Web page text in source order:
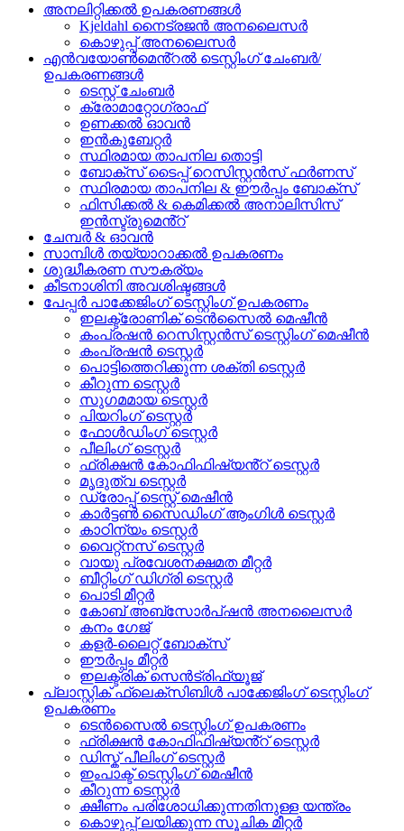
അനലിറ്റിക്കൽ ഉപകരണങ്ങൾ
Kjeldahl നൈട്രജൻ അനലൈസർ
കൊഴുപ്പ് അനലൈസർ
എൻവയോൺമെൻ്റൽ ടെസ്റ്റിംഗ് ചേംബർ/
ഉപകരണങ്ങൾ
ടെസ്റ്റ് ചേംബർ
ക്രോമാറ്റോഗ്രാഫ്
ഉണക്കൽ ഓവൻ
ഇൻകുബേറ്റർ
സ്ഥിരമായ താപനില തൊട്ടി
ബോക്സ് ടൈപ്പ് റെസിസ്റ്റൻസ് ഫർണസ്
സ്ഥിരമായ താപനില & ഈർപ്പം ബോക്സ്
ഫിസിക്കൽ & കെമിക്കൽ അനാലിസിസ്
ഇൻസ്ട്രുമെൻ്റ്
ചേമ്പർ & ഓവൻ
സാമ്പിൾ തയ്യാറാക്കൽ ഉപകരണം
ശുദ്ധീകരണ സൗകര്യം
കീടനാശിനി അവശിഷ്ടങ്ങൾ
പേപ്പർ പാക്കേജിംഗ് ടെസ്റ്റിംഗ് ഉപകരണം
ഇലക്ട്രോണിക് ടെൻസൈൽ മെഷീൻ
കംപ്രഷൻ റെസിസ്റ്റൻസ് ടെസ്റ്റിംഗ് മെഷീൻ
കംപ്രഷൻ ടെസ്റ്റർ
പൊട്ടിത്തെറിക്കുന്ന ശക്തി ടെസ്റ്റർ
കീറുന്ന ടെസ്റ്റർ
സുഗമമായ ടെസ്റ്റർ
പിയറിംഗ് ടെസ്റ്റർ
ഫോൾഡിംഗ് ടെസ്റ്റർ
പീലിംഗ് ടെസ്റ്റർ
ഫ്രിക്ഷൻ കോഫിഫിഷ്യൻ്റ് ടെസ്റ്റർ
മൃദുത്വ ടെസ്റ്റർ
ഡ്രോപ്പ് ടെസ്റ്റ് മെഷീൻ
കാർട്ടൺ സൈഡിംഗ് ആംഗിൾ ടെസ്റ്റർ
കാഠിന്യം ടെസ്റ്റർ
വൈറ്റ്നസ് ടെസ്റ്റർ
വായു പ്രവേശനക്ഷമത മീറ്റർ
ബീറ്റിംഗ് ഡിഗ്രി ടെസ്റ്റർ
പൊടി മീറ്റർ
കോബ് അബ്സോർപ്ഷൻ അനലൈസർ
കനം ഗേജ്
കളർ-ലൈറ്റ് ബോക്സ്
ഈർപ്പം മീറ്റർ
ഇലക്ട്രിക് സെൻട്രിഫ്യൂജ്
പ്ലാസ്റ്റിക് ഫ്ലെക്സിബിൾ പാക്കേജിംഗ് ടെസ്റ്റിംഗ്
ഉപകരണം
ടെൻസൈൽ ടെസ്റ്റിംഗ് ഉപകരണം
ഫ്രിക്ഷൻ കോഫിഫിഷ്യൻ്റ് ടെസ്റ്റർ
ഡിസ്ക് പീലിംഗ് ടെസ്റ്റർ
ഇംപാക്ട് ടെസ്റ്റിംഗ് മെഷീൻ
കീറുന്ന ടെസ്റ്റർ
ക്ഷീണം പരിശോധിക്കുന്നതിനുള്ള യന്ത്രം
കൊഴുപ്പ് ലയിക്കുന്ന സൂചിക മീറ്റർ